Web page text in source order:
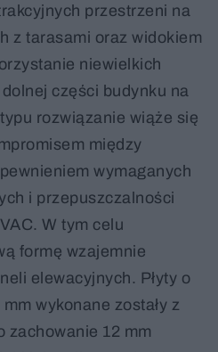
przestrzeni na
z tarasami oraz widokiem
niewielkich
części budynku na
rozwiązanie wiąże się
między
wymaganych
i przepuszczalności
W tym celu
formę wzajemnie
elewacyjnych. Płyty o
wykonane zostały z
zachowanie 12 mm